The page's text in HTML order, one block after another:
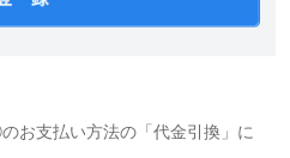
お支払い方法の「代金引換」に